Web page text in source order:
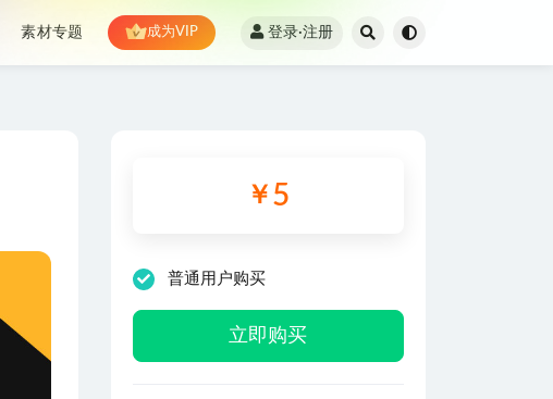
素材专题 成为VIP 登录·注册
￥ 5
普通用户购买
立即购买